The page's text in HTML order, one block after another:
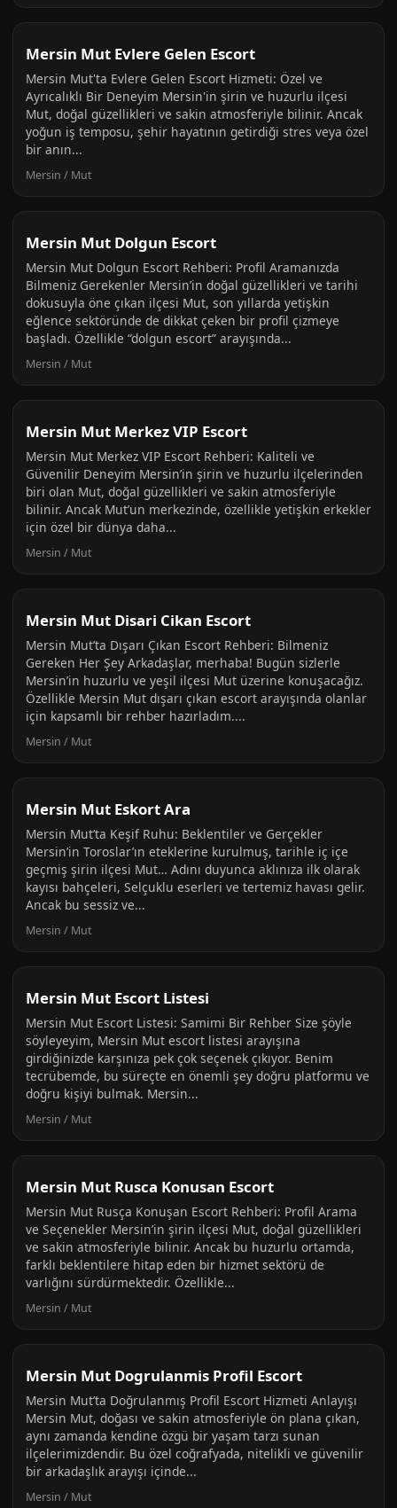
Mersin Mut Evlere Gelen Escort
Mersin Mut'ta Evlere Gelen Escort Hizmeti: Özel ve
Ayrıcalıklı Bir Deneyim Mersin'in şirin ve huzurlu ilçesi
Mut, doğal güzellikleri ve sakin atmosferiyle bilinir. Ancak
yoğun iş temposu, şehir hayatının getirdiği stres veya özel
bir anın...
Mersin / Mut
Mersin Mut Dolgun Escort
Mersin Mut Dolgun Escort Rehberi: Profil Aramanızda
Bilmeniz Gerekenler Mersin’in doğal güzellikleri ve tarihi
dokusuyla öne çıkan ilçesi Mut, son yıllarda yetişkin
eğlence sektöründe de dikkat çeken bir profil çizmeye
başladı. Özellikle “dolgun escort” arayışında...
Mersin / Mut
Mersin Mut Merkez VIP Escort
Mersin Mut Merkez VIP Escort Rehberi: Kaliteli ve
Güvenilir Deneyim Mersin’in şirin ve huzurlu ilçelerinden
biri olan Mut, doğal güzellikleri ve sakin atmosferiyle
bilinir. Ancak Mut’un merkezinde, özellikle yetişkin erkekler
için özel bir dünya daha...
Mersin / Mut
Mersin Mut Disari Cikan Escort
Mersin Mut’ta Dışarı Çıkan Escort Rehberi: Bilmeniz
Gereken Her Şey Arkadaşlar, merhaba! Bugün sizlerle
Mersin’in huzurlu ve yeşil ilçesi Mut üzerine konuşacağız.
Özellikle Mersin Mut dışarı çıkan escort arayışında olanlar
için kapsamlı bir rehber hazırladım....
Mersin / Mut
Mersin Mut Eskort Ara
Mersin Mut’ta Keşif Ruhu: Beklentiler ve Gerçekler
Mersin’in Toroslar’ın eteklerine kurulmuş, tarihle iç içe
geçmiş şirin ilçesi Mut… Adını duyunca aklınıza ilk olarak
kayısı bahçeleri, Selçuklu eserleri ve tertemiz havası gelir.
Ancak bu sessiz ve...
Mersin / Mut
Mersin Mut Escort Listesi
Mersin Mut Escort Listesi: Samimi Bir Rehber Size şöyle
söyleyeyim, Mersin Mut escort listesi arayışına
girdiğinizde karşınıza pek çok seçenek çıkıyor. Benim
tecrübemde, bu süreçte en önemli şey doğru platformu ve
doğru kişiyi bulmak. Mersin...
Mersin / Mut
Mersin Mut Rusca Konusan Escort
Mersin Mut Rusça Konuşan Escort Rehberi: Profil Arama
ve Seçenekler Mersin’in şirin ilçesi Mut, doğal güzellikleri
ve sakin atmosferiyle bilinir. Ancak bu huzurlu ortamda,
farklı beklentilere hitap eden bir hizmet sektörü de
varlığını sürdürmektedir. Özellikle...
Mersin / Mut
Mersin Mut Dogrulanmis Profil Escort
Mersin Mut’ta Doğrulanmış Profil Escort Hizmeti Anlayışı
Mersin Mut, doğası ve sakin atmosferiyle ön plana çıkan,
aynı zamanda kendine özgü bir yaşam tarzı sunan
ilçelerimizdendir. Bu özel coğrafyada, nitelikli ve güvenilir
bir arkadaşlık arayışı içinde...
Mersin / Mut